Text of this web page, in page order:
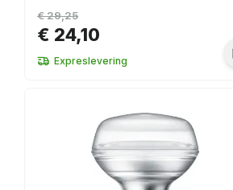
€ 24,10
€ 29,25
Expreslevering